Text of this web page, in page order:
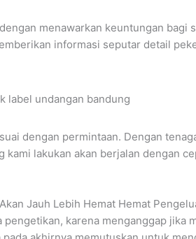
menawarkan keuntungan
informasi seputar detail
dengan permintaan. Dengan
lakukan akan berjalan dengan
Jauh Lebih Hemat Hemat
karena menganggap jika